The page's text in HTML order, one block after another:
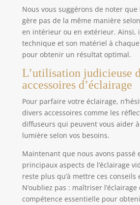
Nous vous suggérons de noter que
gère pas de la même manière
en intérieur ou en extérieur. Ainsi,
technique et son matériel à
pour obtenir un résultat optimal.
L’utilisation judicieuse
accessoires d’éclairage
Pour parfaire votre éclairage,
divers accessoires comme les
diffuseurs qui peuvent vous aider
lumière selon vos besoins.
Maintenant que nous avons passé
principaux aspects de l’éclairage
reste plus qu’à mettre ces conseils
N’oubliez pas : maîtriser l’éclairage
compétence essentielle pour